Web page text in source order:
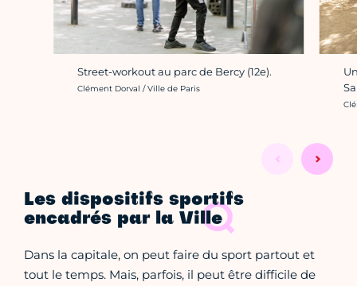
Street-workout au parc de Bercy (12e).
Crédit photo :
Clément Dorval / Ville de Paris
Les dispositifs sportifs
encadrés par la Ville
Dans la capitale, on peut faire du sport partout et
tout le temps. Mais, parfois, il peut être difficile de